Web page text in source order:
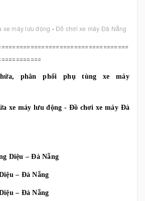
xe máy lưu động -Đồ chơi xe máy Đà Nẵng
phân phối phụ tùng xe máy
xe máy lưu động - Đồ chơi xe máy Đà
Diệu – Đà Nẵng
– Đà Nẵng
– Đà Nẵng